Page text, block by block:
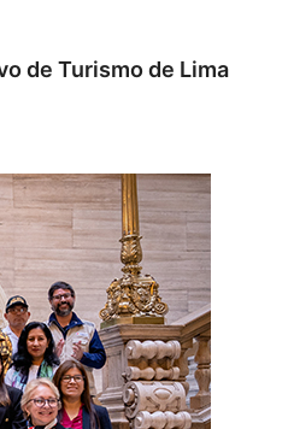
de Turismo de Lima